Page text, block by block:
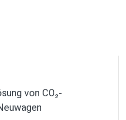
von CO₂-